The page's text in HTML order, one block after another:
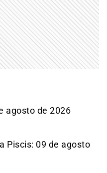
agosto de 2026
Piscis: 09 de agosto